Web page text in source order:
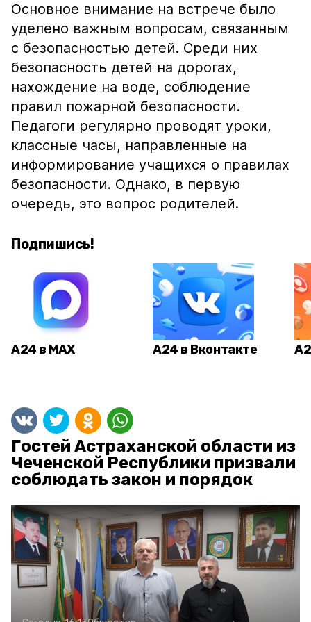
Основное внимание на встрече было
уделено важным вопросам, связанным
с безопасностью детей. Среди них
безопасность детей на дорогах,
нахождение на воде, соблюдение
правил пожарной безопасности.
Педагоги регулярно проводят уроки,
классные часы, направленные на
информирование учащихся о правилах
безопасности. Однако, в первую
очередь, это вопрос родителей.
Подпишись!
А24 в MAX А24 в Вконтакте
Гостей Астраханской области из
Чеченской Республики призвали
соблюдать закон и порядок